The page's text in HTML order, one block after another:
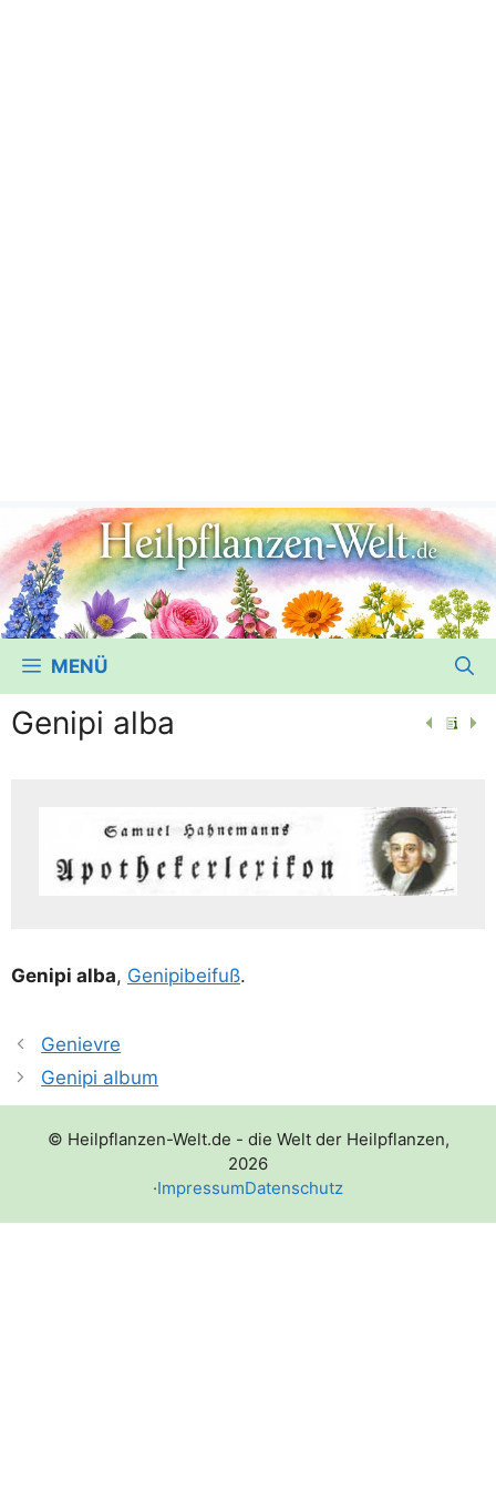
MENÜ
Genipi alba
Geni­pi alba, Geni­pi­bei­fuß.
Genievre
Genipi album
© Heilpflanzen-Welt.de - die Welt der Heilpflanzen,
2026
·ImpressumDatenschutz